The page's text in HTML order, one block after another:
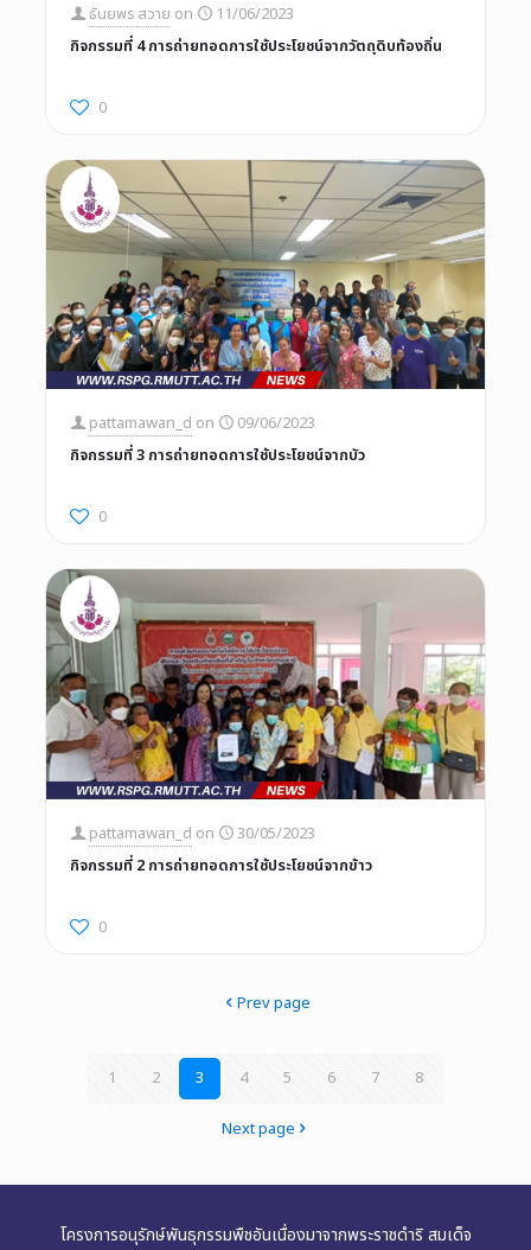
ธันยพร สวาย on
11/06/2023
กิจกรรมที่ 4 การถ่ายทอดการใช้ประโยชน์จากวัตถุดิบท้องถิ่น
0
pattamawan_d on
09/06/2023
กิจกรรมที่ 3 การถ่ายทอดการใช้ประโยชน์จากบัว
0
pattamawan_d on
30/05/2023
กิจกรรมที่ 2 การถ่ายทอดการใช้ประโยชน์จากข้าว
0
Prev page
1 2 3 4 5 6 7 8
Next page
โครงการอนุรักษ์พันธุกรรมพืชอันเนื่องมาจากพระราชดำริ สมเด็จ